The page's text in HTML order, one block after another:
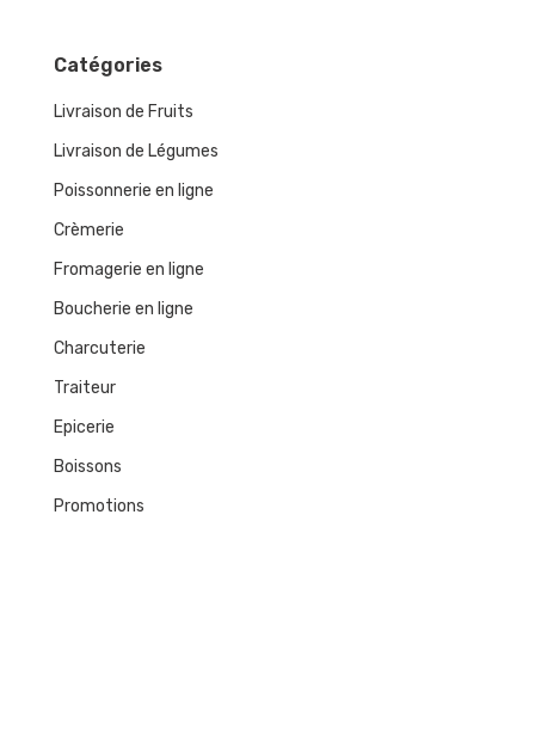
Catégories
Livraison de Fruits
Livraison de Légumes
Poissonnerie en ligne
Crèmerie
Fromagerie en ligne
Boucherie en ligne
Charcuterie
Traiteur
Epicerie
Boissons
Promotions